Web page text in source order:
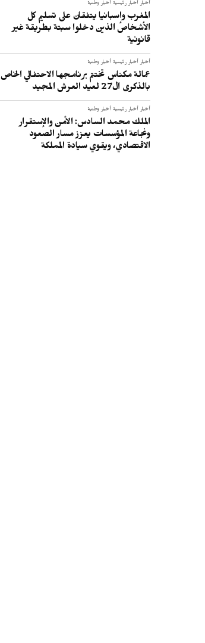
أخبار أخبار رئيسية أخبار وطنية
المغرب وإسبانيا يتفقان على تسليم كل
الأشخاص الذين دخلوا سبتة بطريقة غير
قانونية
أخبار أخبار رئيسية أخبار وطنية
عمالة مكناس تختتم برنامجها الاحتفالي الخاص
بالذكرى ال27 لعيد العرش المجيد
أخبار أخبار رئيسية أخبار وطنية
الملك محمد السادس: الأمن والإستقرار
ونجاعة المؤسسات يعزز مسار الصعود
الاقتصادي، ويقوي سيادة المملكة